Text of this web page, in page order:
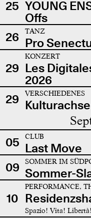
25 YOUNG
Offs
26
TANZ
Pro
29
KONZERT
Les
2026
29 VERSCHIEDENES
05 CLUB
Last Move
09
SOMMER IM
Sommer-
10
PERFORMANCE,
Spazio! Vita! Libertà!